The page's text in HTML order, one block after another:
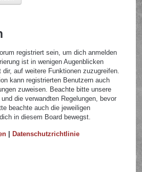
registriert sein, um dich anmelden
ist in wenigen Augenblicken
auf weitere Funktionen zuzugreifen.
kann registrierten Benutzern auch
zuweisen. Beachte bitte unsere
die verwandten Regelungen, bevor
beachte auch die jeweiligen
in diesem Board bewegst.
|Datenschutzrichtlinie